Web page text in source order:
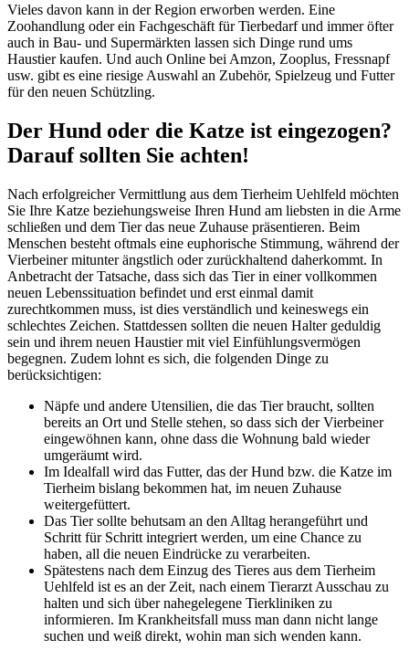
Vieles davon kann in der Region erworben werden. Eine
Zoohandlung oder ein Fachgeschäft für Tierbedarf und immer öfter
auch in Bau- und Supermärkten lassen sich Dinge rund ums
Haustier kaufen. Und auch Online bei Amzon, Zooplus, Fressnapf
usw. gibt es eine riesige Auswahl an Zubehör, Spielzeug und Futter
für den neuen Schützling.
Der Hund oder die Katze ist eingezogen?
Darauf sollten Sie achten!
Nach erfolgreicher Vermittlung aus dem Tierheim Uehlfeld möchten
Sie Ihre Katze beziehungsweise Ihren Hund am liebsten in die Arme
schließen und dem Tier das neue Zuhause präsentieren. Beim
Menschen besteht oftmals eine euphorische Stimmung, während der
Vierbeiner mitunter ängstlich oder zurückhaltend daherkommt. In
Anbetracht der Tatsache, dass sich das Tier in einer vollkommen
neuen Lebenssituation befindet und erst einmal damit
zurechtkommen muss, ist dies verständlich und keineswegs ein
schlechtes Zeichen. Stattdessen sollten die neuen Halter geduldig
sein und ihrem neuen Haustier mit viel Einfühlungsvermögen
begegnen. Zudem lohnt es sich, die folgenden Dinge zu
berücksichtigen:
Näpfe und andere Utensilien, die das Tier braucht, sollten
bereits an Ort und Stelle stehen, so dass sich der Vierbeiner
eingewöhnen kann, ohne dass die Wohnung bald wieder
umgeräumt wird.
Im Idealfall wird das Futter, das der Hund bzw. die Katze im
Tierheim bislang bekommen hat, im neuen Zuhause
weitergefüttert.
Das Tier sollte behutsam an den Alltag herangeführt und
Schritt für Schritt integriert werden, um eine Chance zu
haben, all die neuen Eindrücke zu verarbeiten.
Spätestens nach dem Einzug des Tieres aus dem Tierheim
Uehlfeld ist es an der Zeit, nach einem Tierarzt Ausschau zu
halten und sich über nahegelegene Tierkliniken zu
informieren. Im Krankheitsfall muss man dann nicht lange
suchen und weiß direkt, wohin man sich wenden kann.